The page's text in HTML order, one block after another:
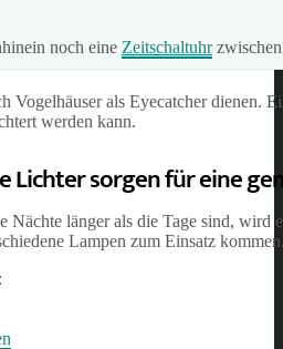
noch eine Zeitschaltuhr
Vogelhäuser als Eyecatcher dienen.
werden kann.
Lichter sorgen für eine
Nächte länger als die Tage sind, wird
Lampen zum Einsatz